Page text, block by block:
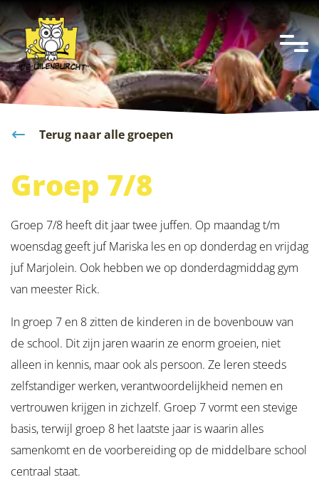
overslaan
Terug naar alle groepen
Groep 7/8
Groep 7/8 heeft dit jaar twee juffen. Op maandag t/m
woensdag geeft juf Mariska les en op donderdag en vrijdag
juf Marjolein. Ook hebben we op donderdagmiddag gym
van meester Rick.
In groep 7 en 8 zitten de kinderen in de bovenbouw van
de school. Dit zijn jaren waarin ze enorm groeien, niet
alleen in kennis, maar ook als persoon. Ze leren steeds
zelfstandiger werken, verantwoordelijkheid nemen en
vertrouwen krijgen in zichzelf. Groep 7 vormt een stevige
basis, terwijl groep 8 het laatste jaar is waarin alles
samenkomt en de voorbereiding op de middelbare school
centraal staat.